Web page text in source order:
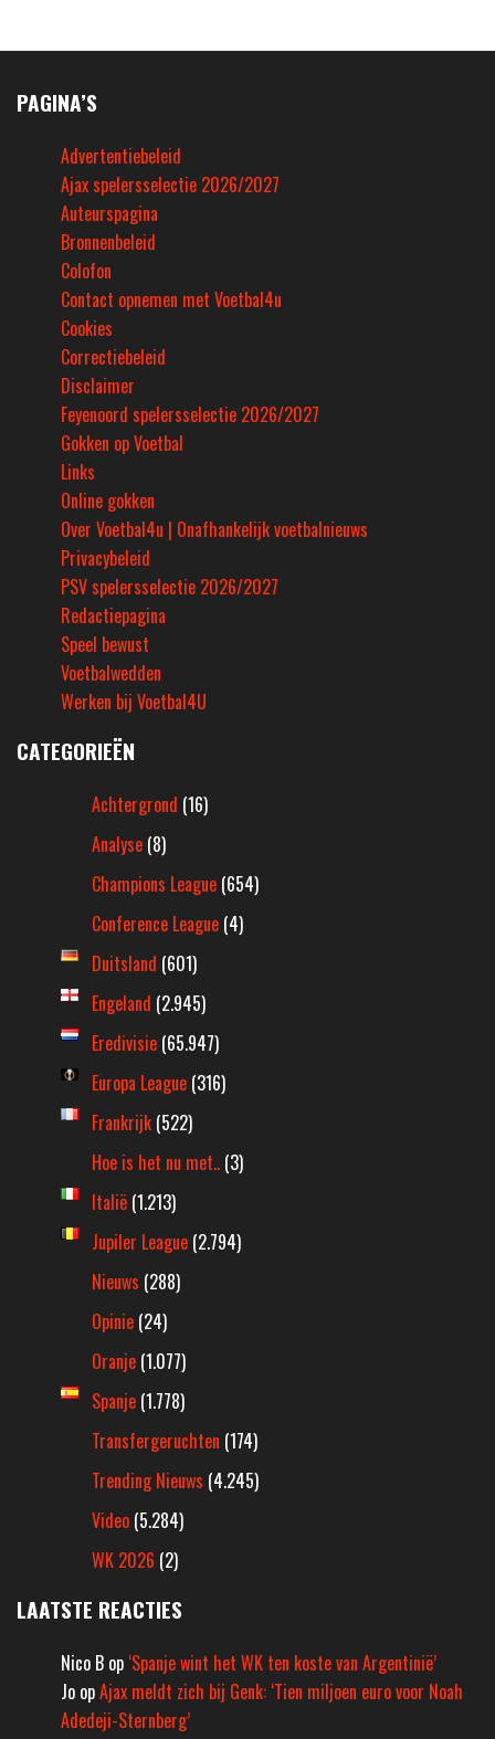
PAGINA’S
Advertentiebeleid
Ajax spelersselectie 2026/2027
Auteurspagina
Bronnenbeleid
Colofon
Contact opnemen met Voetbal4u
Cookies
Correctiebeleid
Disclaimer
Feyenoord spelersselectie 2026/2027
Gokken op Voetbal
Links
Online gokken
Over Voetbal4u | Onafhankelijk voetbalnieuws
Privacybeleid
PSV spelersselectie 2026/2027
Redactiepagina
Speel bewust
Voetbalwedden
Werken bij Voetbal4U
CATEGORIEËN
Achtergrond (16)
Analyse (8)
Champions League (654)
Conference League (4)
Duitsland (601)
Engeland (2.945)
Eredivisie (65.947)
Europa League (316)
Frankrijk (522)
Hoe is het nu met.. (3)
Italië (1.213)
Jupiler League (2.794)
Nieuws (288)
Opinie (24)
Oranje (1.077)
Spanje (1.778)
Transfergeruchten (174)
Trending Nieuws (4.245)
Video (5.284)
WK 2026 (2)
LAATSTE REACTIES
Nico B op ‘Spanje wint het WK ten koste van Argentinië’
Jo opAjax meldt zich bij Genk: ‘Tien miljoen euro voor Noah
Adedeji-Sternberg’